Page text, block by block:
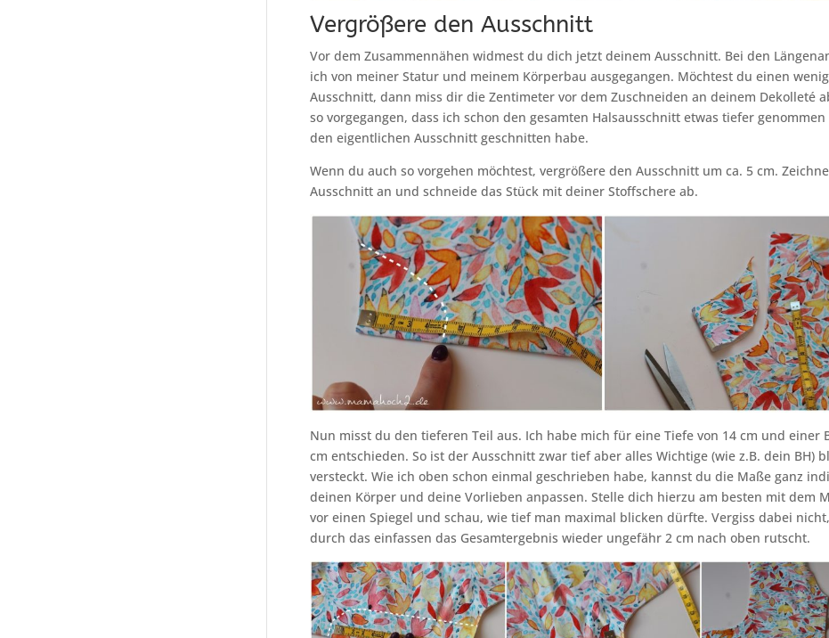
Vergrößere den Ausschnitt
Vor dem Zusammennähen widmest du dich jetzt deinem Ausschnitt. Bei den
ich von meiner Statur und meinem Körperbau ausgegangen. Möchtest du einen
Ausschnitt, dann miss dir die Zentimeter vor dem Zuschneiden an deinem Dekolleté
so vorgegangen, dass ich schon den gesamten Halsausschnitt etwas tiefer
den eigentlichen Ausschnitt geschnitten habe.
Wenn du auch so vorgehen möchtest, vergrößere den Ausschnitt um ca. 5 cm.
Ausschnitt an und schneide das Stück mit deiner Stoffschere ab.
Nun misst du den tieferen Teil aus. Ich habe mich für eine Tiefe von 14 cm und einer
cm entschieden. So ist der Ausschnitt zwar tief aber alles Wichtige (wie z.B. dein BH)
versteckt. Wie ich oben schon einmal geschrieben habe, kannst du die Maße ganz
deinen Körper und deine Vorlieben anpassen. Stelle dich hierzu am besten mit dem
vor einen Spiegel und schau, wie tief man maximal blicken dürfte. Vergiss dabei
durch das einfassen das Gesamtergebnis wieder ungefähr 2 cm nach oben rutscht.